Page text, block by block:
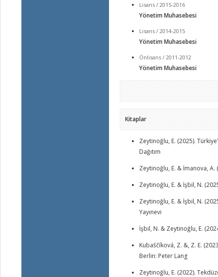
Lisans / 2015-2016
Yönetim Muhasebesi
Lisans / 2014-2015
Yönetim Muhasebesi
Önlisans / 2011-2012
Yönetim Muhasebesi
Kitaplar
Zeytinoğlu, E. (2025).
Dağıtım
Zeytinoğlu, E. & İmanova, A.
Zeytinoğlu, E. & İşbil, N.
Zeytinoğlu, E. & İşbil, N.
Yayınevi
İşbil, N. & Zeytinoğlu, E.
Kubaščíková, Z. &, Z. E.
Berlin: Peter Lang
Zeytinoğlu, E. (2022).